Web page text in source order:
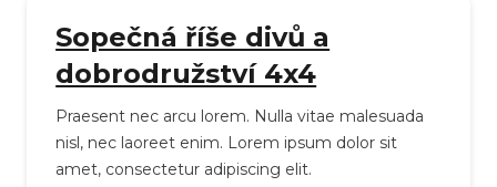
Sopečná říše divů a
dobrodružství 4x4
Praesent nec arcu lorem. Nulla vitae malesuada
nisl, nec laoreet enim. Lorem ipsum dolor sit
amet, consectetur adipiscing elit.